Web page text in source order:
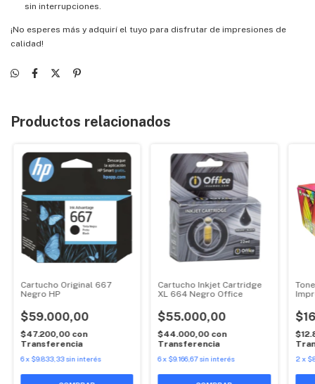
sin interrupciones.
¡No esperes más y adquirí el tuyo para disfrutar de impresiones de
calidad!
Productos relacionados
Cartucho Original 667
Negro HP
$59.000,00
$47.200,00 con
Transferencia
6x $9.833,33 sin interés
Cartucho Inkjet Cartridge
XL 664 Negro Office
$55.000,00
$44.000,00 con
Transferencia
6x $9.166,67 sin interés 2x